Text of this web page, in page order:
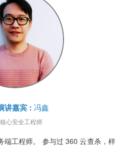
讲嘉宾: 冯鑫
核心安全工程师
端工程师。 参与过 360 云查杀，样